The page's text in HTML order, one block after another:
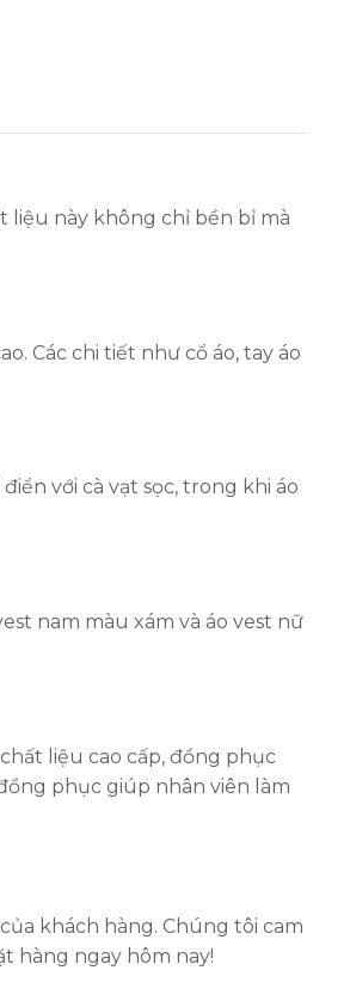
liệu này không chỉ bền bỉ mà
Các chi tiết như cổ áo, tay áo
với cà vạt sọc, trong khi áo
nam màu xám và áo vest nữ
liệu cao cấp, đồng phục
phục giúp nhân viên làm
khách hàng. Chúng tôi cam
hàng ngay hôm nay!